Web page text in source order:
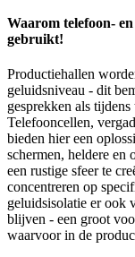
Waarom telefoon-
gebruikt!
Productiehallen
geluidsniveau - dit
gesprekken als
Telefooncellen,
bieden hier een
schermen, heldere en
een rustige sfeer te
concentreren op
geluidsisolatie er ook
blijven - een groot
waarvoor in de